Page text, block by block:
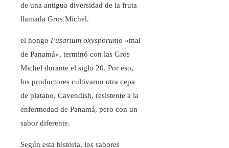
de una antigua diversidad de la fruta
llamada Gros Michel.
el hongo Fusarium oxysporumo «mal
de Panamá», terminó con las Gros
Michel durante el siglo 20. Por eso,
los productores cultivaron otra cepa
de platano, Cavendish, resistente a la
enfermedad de Panamá, pero con un
sabor diferente.
Según esta historia, los sabores